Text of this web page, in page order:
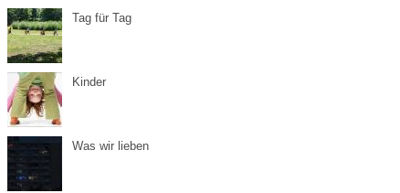
Tag für Tag
Kinder
Was wir lieben